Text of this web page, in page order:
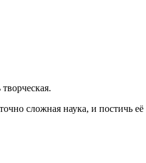
сложная наука, и постичь